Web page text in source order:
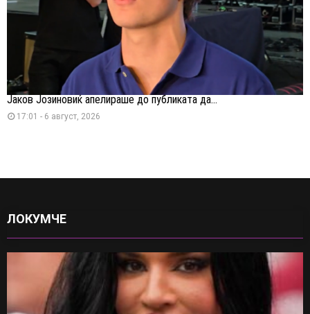
Јаков Јозиновиќ апелираше до публиката да...
17:01 - 6 август, 2026
ЛОКУМЧЕ